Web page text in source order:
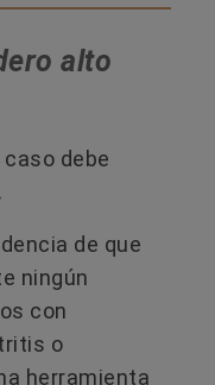
alto
caso debe
de que
ningún
con
o
herramienta